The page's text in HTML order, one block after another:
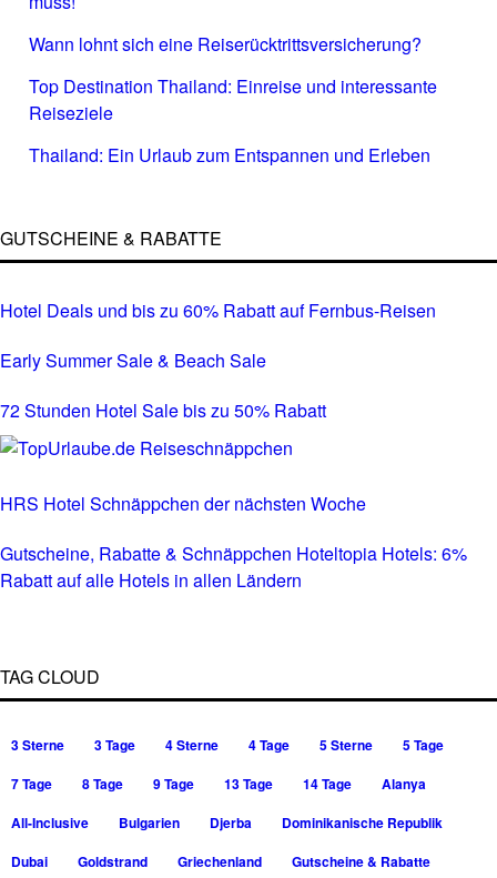
Wann lohnt sich eine Reiserücktrittsversicherung?
Top Destination Thailand: Einreise und interessante
Reiseziele
Thailand: Ein Urlaub zum Entspannen und Erleben
GUTSCHEINE & RABATTE
Hotel Deals und bis zu 60% Rabatt auf Fernbus-Reisen
Early Summer Sale & Beach Sale
72 Stunden Hotel Sale bis zu 50% Rabatt
HRS Hotel Schnäppchen der nächsten Woche
Gutscheine, Rabatte & Schnäppchen Hoteltopia Hotels: 6%
Rabatt auf alle Hotels in allen Ländern
TAG CLOUD
3 Sterne 3 Tage 4 Sterne 4 Tage 5 Sterne
5 Tage
7 Tage
8 Tage 9 Tage 13 Tage 14 Tage
Alanya
All-Inclusive
Bulgarien Djerba
Dominikanische Republik
Dubai
Goldstrand Griechenland
Gutscheine & Rabatte